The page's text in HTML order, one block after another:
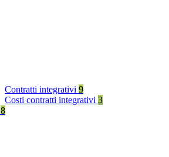
Contratti integrativi 9
Costi contratti integrativi 3
8